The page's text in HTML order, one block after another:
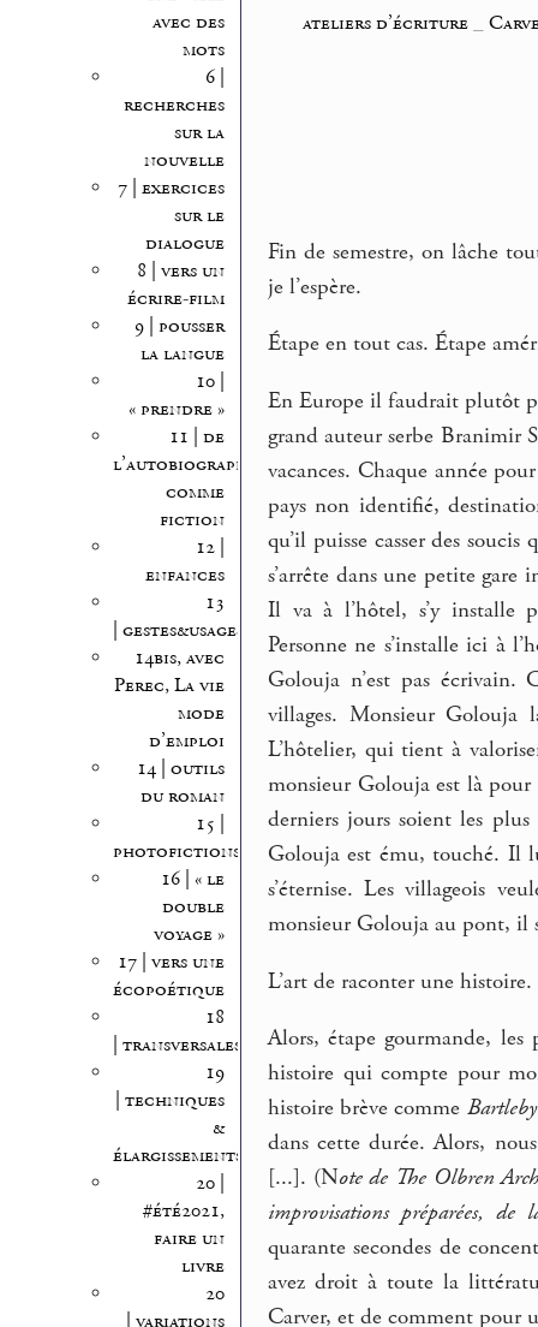
avec des
mots
6 |
recherches
sur la
nouvelle
7 | exercices
sur le
dialogue
8 | vers un
écrire-film
9 | pousser
la langue
10 |
« prendre »
11 | de
l’autobiographie
comme
fiction
12 |
enfances
13
| gestes&usages
14bis, avec
Perec, La vie
mode
d’emploi
14 | outils
du roman
15 |
photofictions
16 | « le
double
voyage »
17 | vers une
écopoétique
18
| transversales
19
| techniques
&
élargissements
20 |
#été2021,
faire un
livre
20
| variations
ateliers d’écriture_
Fin de semestre, on lâche
je l’espère.
Étape en tout cas. Étape
En Europe il faudrait plutôt
grand auteur serbe Branimir
vacances. Chaque année
pays non identifié,
qu’il puisse casser des
s’arrête dans une petite
Il va à l’hôtel, s’y installe
Personne ne s’installe ici à
Golouja n’est pas écrivain.
villages. Monsieur Golouja
L’hôtelier, qui tient à
monsieur Golouja est là pour
derniers jours soient les
Golouja est ému, touché. Il
s’éternise. Les villageois
monsieur Golouja au pont, il
L’art de raconter une
Alors, étape gourmande,
histoire qui compte pour
histoire brève comme Bartleby
dans cette durée. Alors,
[...]. (Note de The Olbren
improvisations préparées, de
quarante secondes de
avez droit à toute la
Carver, et de comment pour